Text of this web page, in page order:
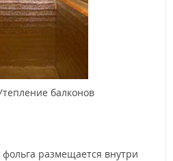
балконов
размещается внутри